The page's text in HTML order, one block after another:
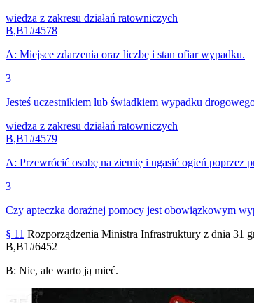
wiedza z zakresu działań ratowniczych
B,B1#4578
A: Miejsce zdarzenia oraz liczbę i stan ofiar wypadku.
3
Jesteś uczestnikiem lub świadkiem wypadku
wiedza z zakresu działań ratowniczych
B,B1#4579
A: Przewrócić osobę na ziemię i ugasić ogień poprzez
3
Czy apteczka doraźnej pomocy jest obowiązkowym
§ 11 Rozporządzenia Ministra Infrastruktury z dnia 31
B,B1#6452
B: Nie, ale warto ją mieć.